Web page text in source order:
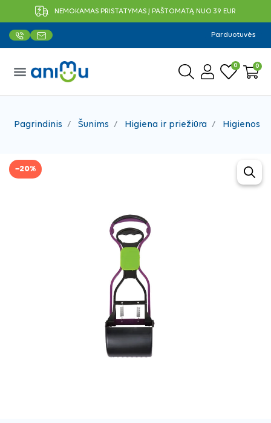
NEMOKAMAS PRISTATYMAS Į PAŠTOMATĄ NUO 39 EUR
Parduotuvės
menu 0 0
Pagrindinis Šunims Higiena ir priežiūra Higienos
−20%